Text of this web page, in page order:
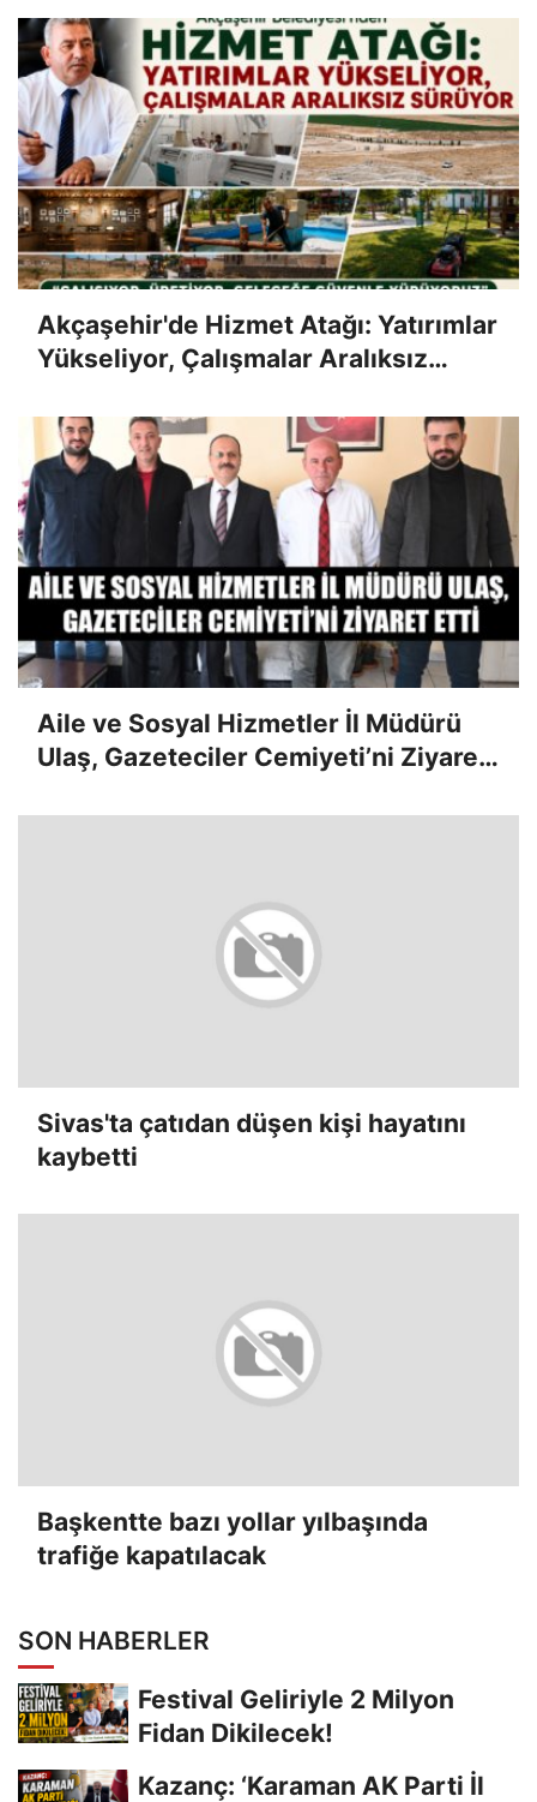
Akçaşehir'de Hizmet Atağı: Yatırımlar
Yükseliyor, Çalışmalar Aralıksız
Aile ve Sosyal Hizmetler İl Müdürü
Ulaş, Gazeteciler Cemiyeti’ni Ziyaret
Sivas'ta çatıdan düşen kişi hayatını
kaybetti
Başkentte bazı yollar yılbaşında
trafiğe kapatılacak
SON HABERLER
Festival Geliriyle 2 Milyon
Fidan Dikilecek!
Kazanç: ‘Karaman AK Parti İl